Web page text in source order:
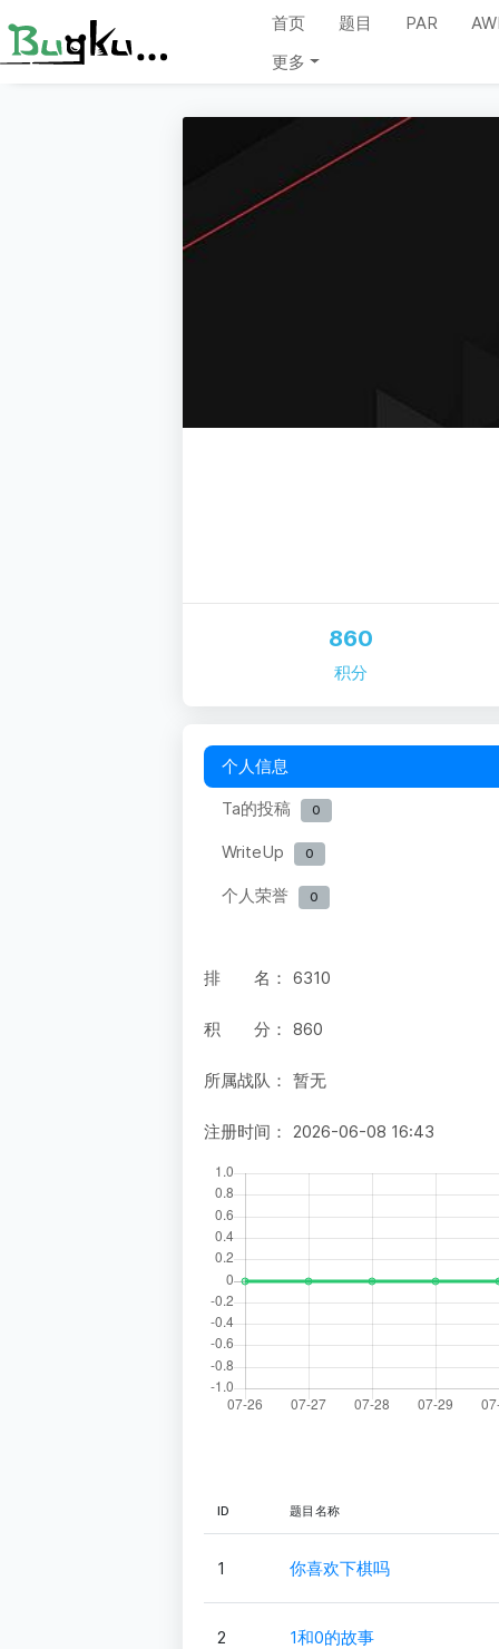
首页 题目 PAR
更多
860
积分
个人信息
Ta的投稿
0
WriteUp 0
个人荣誉 0
排 名： 6310
积 分： 860
所属战队： 暂无
注册时间： 2026-06-08 16:43
ID 题目名称
1 你喜欢下棋吗
2 1和0的故事